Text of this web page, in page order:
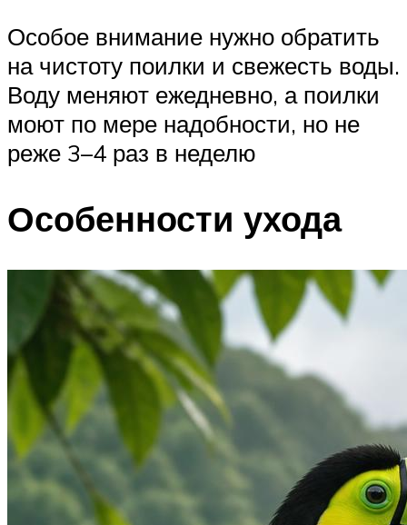
Особое внимание нужно обратить
на чистоту поилки и свежесть воды.
Воду меняют ежедневно, а поилки
моют по мере надобности, но не
реже 3–4 раз в неделю
Особенности ухода